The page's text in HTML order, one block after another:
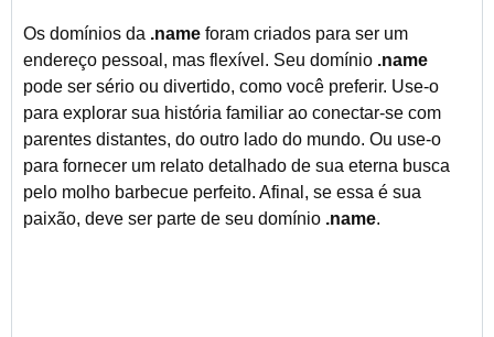
Os domínios da .name foram criados para ser um
endereço pessoal, mas flexível. Seu domínio .name
pode ser sério ou divertido, como você preferir. Use-o
para explorar sua história familiar ao conectar-se com
parentes distantes, do outro lado do mundo. Ou use-o
para fornecer um relato detalhado de sua eterna busca
pelo molho barbecue perfeito. Afinal, se essa é sua
paixão, deve ser parte de seu domínio .name.